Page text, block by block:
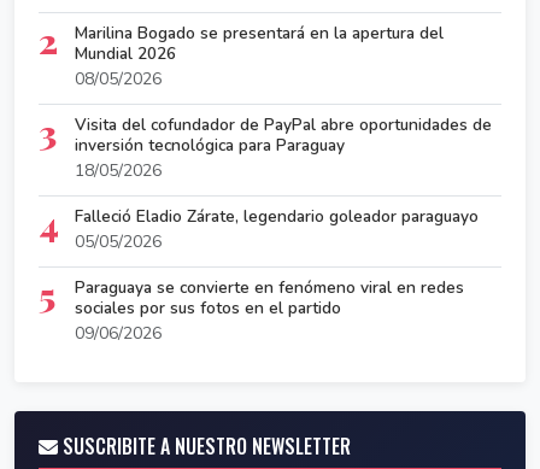
2
Marilina Bogado se presentará en la apertura del
Mundial 2026
08/05/2026
3
Visita del cofundador de PayPal abre oportunidades de
inversión tecnológica para Paraguay
18/05/2026
4
Falleció Eladio Zárate, legendario goleador paraguayo
05/05/2026
5
Paraguaya se convierte en fenómeno viral en redes
sociales por sus fotos en el partido
09/06/2026
SUSCRIBITE A NUESTRO NEWSLETTER